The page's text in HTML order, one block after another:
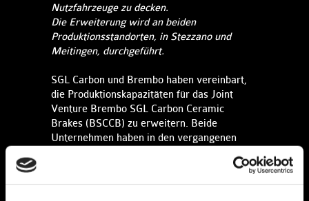
Nutzfahrzeuge zu decken.
Die Erweiterung wird an beiden
Produktionsstandorten, in Stezzano und
Meitingen, durchgeführt.
SGL Carbon und Brembo haben vereinbart,
die Produktionskapazitäten für das Joint
Venture Brembo SGL Carbon Ceramic
Brakes (BSCCB) zu erweitern. Beide
Unternehmen haben in den vergangenen